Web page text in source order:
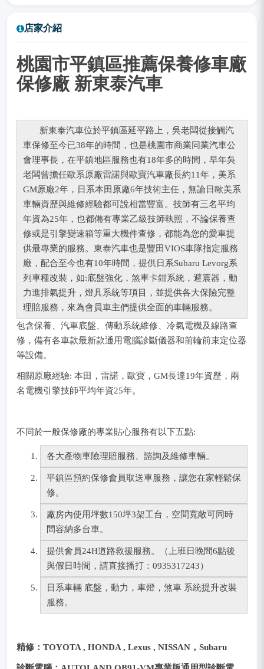
店家介紹
桃園市平鎮區推薦保養修車廠
保修廠 新東泰汽車
新東泰汽車位於平鎮區延平路上，吳老闆從接觸汽
車保修至今已38年的時間，也是桃園市商業同業汽車公
會理事長，在平鎮地區服務也有18年多的時間，早年吳
老闆曾擔任歐系原廠雷諾與歐寶汽車廠長約11年，美系
GM原廠2年，日系本田原廠6年技術主任，無論日歐美系
車輛資歷與維修經驗都可說相當豐富。技師有三名平均
年資為25年，也都備有專業乙級技師執照，不論保養查
修或是引擎變速箱等重大機件查修，都能為您的愛車提
供最專業的服務。東泰汽車也是豐田VIOS車隊指定服務
廠，配合至今也有10年時間，提供日系Subaru Levorg系
列車種改裝，如:底盤強化，煞車卡鉗系統，避震器，動
力進排氣提升，燈具系統等項目，並提供各大保險完整
理賠服務，來為會員車主們提供全面的車輛服務。
包含保養、汽車底盤、傳動系統維修、冷氣電機及線路查
修，備有各車款最新款通用電腦診斷儀器和前輪前束定位器
等設備。
相關原廠經驗: 本田，雷諾，歐寶，GM長達19年資歷，兩
名電機引擎技師平均年資25年。
不同於一般保修廠的專業貼心服務有以下五點:
各大產物車險理賠服務、諮詢及維修車輛。
平鎮區預約保修會員取送車服務，讓您在家輕鬆保
修。
廠房內使用坪數150坪3架工台，空間寬敞可同時
間容納多台車。
提供會員24H道路救援服務。（上班日晚間6點後
與假日時間，請直接播打：0935317243）
日系車輛 底盤，動力，車燈，煞車 系統提升改裝
服務。
精修 ：TOYOTA , HONDA , Lexus , NISSAN，Subaru